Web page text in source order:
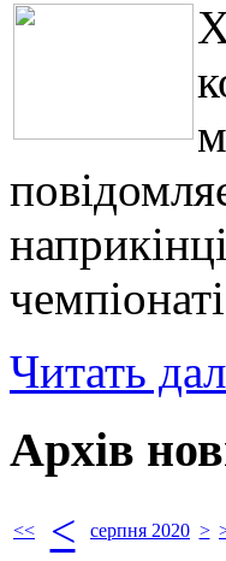
Читать
Архів
<< < серпня 2020 >